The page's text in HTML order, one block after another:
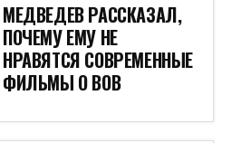
МЕДВЕДЕВ РАССКАЗАЛ,
ПОЧЕМУ ЕМУ НЕ
НРАВЯТСЯ СОВРЕМЕННЫЕ
ФИЛЬМЫ О ВОВ